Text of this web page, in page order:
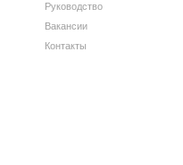
Руководство
Вакансии
Контакты